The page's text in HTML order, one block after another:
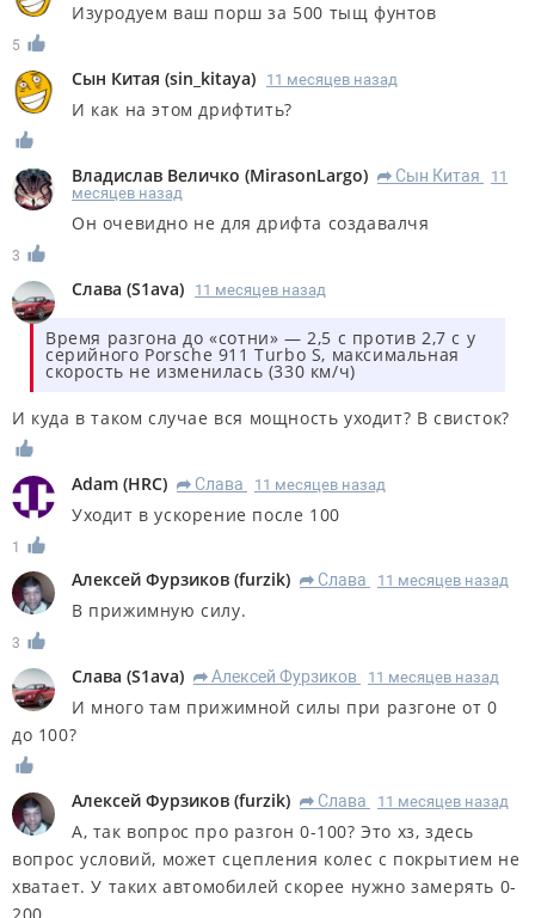
Изуродуем ваш порш за 500 тыщ фунтов
5
Сын Китая (sin_kitaya) 11 месяцев назад
И как на этом дрифтить?
Владислав Величко (MirasonLargo) R Сын Китая
11
месяцев назад
Он очевидно не для дрифта создавалчя
3
Слава (S1ava) 11 месяцев назад
Время разгона до «сотни» — 2,5 с против 2,7 с у
серийного Porsche 911 Turbo S, максимальная
скорость не изменилась (330 км/ч)
И куда в таком случае вся мощность уходит? В свисток?
Adam (HRC) R Слава 11 месяцев назад
Уходит в ускорение после 100
1
Алексей Фурзиков (furzik) R Слава 11 месяцев назад
В прижимную силу.
3
Слава (S1ava) R Алексей Фурзиков 11 месяцев назад
И много там прижимной силы при разгоне от 0
до 100?
Алексей Фурзиков (furzik) R Слава 11 месяцев назад
А, так вопрос про разгон 0-100? Это хз, здесь
вопрос условий, может сцепления колес с покрытием не
хватает. У таких автомобилей скорее нужно замерять 0-